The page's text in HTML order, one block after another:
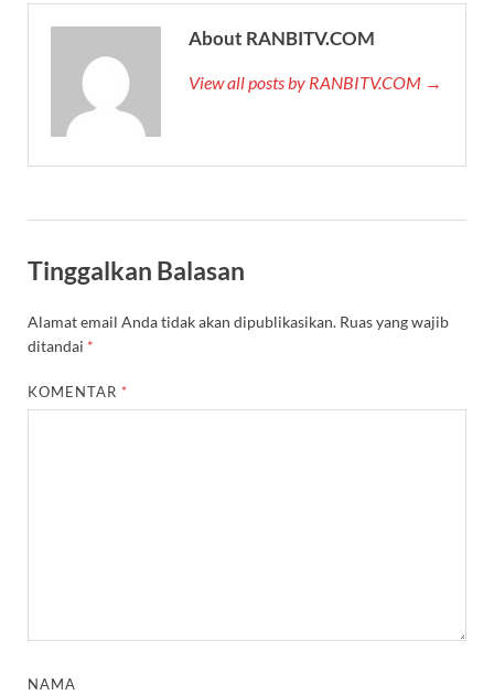
About RANBITV.COM
View all posts by RANBITV.COM →
Tinggalkan Balasan
Alamat email Anda tidak akan dipublikasikan. Ruas yang wajib
ditandai *
KOMENTAR *
NAMA